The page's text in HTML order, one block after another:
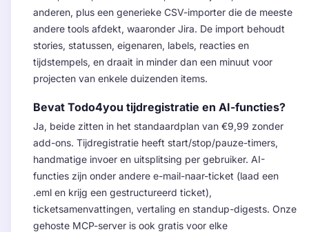
anderen, plus een generieke CSV-importer die de meeste
andere tools afdekt, waaronder Jira. De import behoudt
stories, statussen, eigenaren, labels, reacties en
tijdstempels, en draait in minder dan een minuut voor
projecten van enkele duizenden items.
Bevat Todo4you tijdregistratie en AI-functies?
Ja, beide zitten in het standaardplan van €9,99 zonder
add-ons. Tijdregistratie heeft start/stop/pauze-timers,
handmatige invoer en uitsplitsing per gebruiker. AI-
functies zijn onder andere e-mail-naar-ticket (laad een
.eml en krijg een gestructureerd ticket),
ticketsamenvattingen, vertaling en standup-digests. Onze
gehoste MCP-server is ook gratis voor elke